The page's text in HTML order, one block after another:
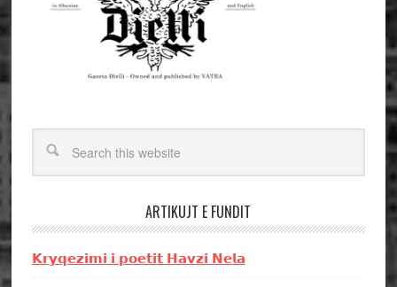
ARTIKUJT E FUNDIT
𝗞𝗿𝘆𝗾𝗲𝘇𝗶𝗺𝗶 𝗶 𝗽𝗼𝗲𝘁𝗶𝘁 𝗛𝗮𝘃𝘇𝗶 𝗡𝗲𝗹𝗮